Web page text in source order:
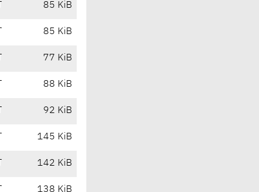
85 KiB
85 KiB
77 KiB
88 KiB
92 KiB
145 KiB
142 KiB
138 KiB